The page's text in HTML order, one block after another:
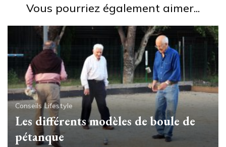
Vous pourriez également aimer...
Conseils Lifestyle
Les différents modèles de boule de
pétanque